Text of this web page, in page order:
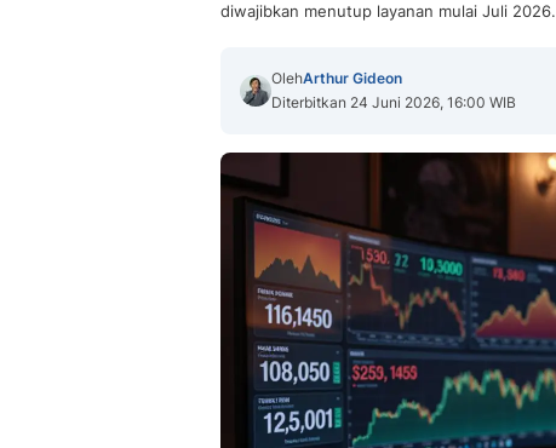
diwajibkan menutup layanan mulai Juli 2026.
OlehArthur Gideon
Diterbitkan 24 Juni 2026, 16:00 WIB